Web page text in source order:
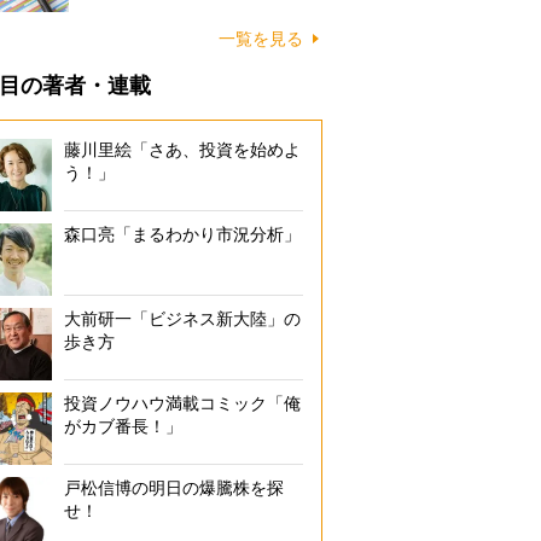
一覧を見る
の著者・連載
藤川里絵「さあ、投資を始めよ
う！」
森口亮「まるわかり市況分析」
大前研一「ビジネス新大陸」の
歩き方
投資ノウハウ満載コミック「俺
がカブ番長！」
戸松信博の明日の爆騰株を探
せ！